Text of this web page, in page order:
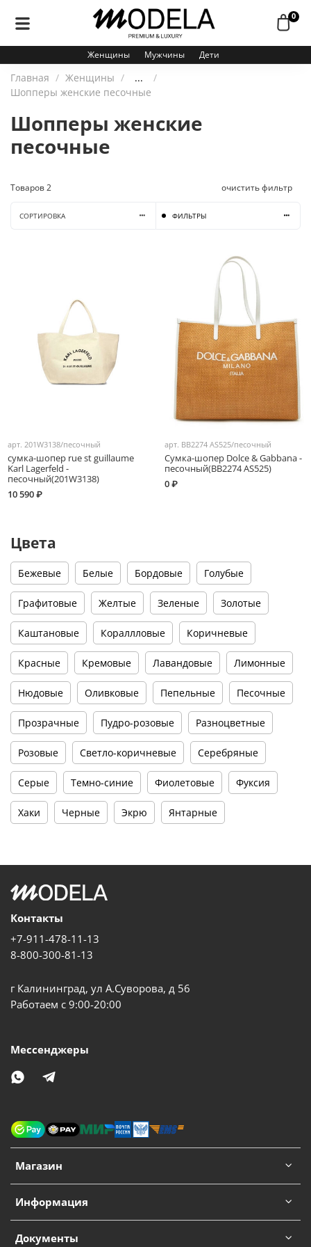
0
Женщины Мужчины Дети
Главная Женщины
...
Шопперы женские песочные
Шопперы женские
песочные
Товаров2 очистить фильтр
СОРТИРОВКА ФИЛЬТРЫ
арт. 201W3138/песочный
сумка-шопер rue st guillaume
Karl Lagerfeld -
песочный(201W3138)
10 590 ₽
арт. BB2274 AS525/песочный
Сумка-шопер Dolce & Gabbana -
песочный(BB2274 AS525)
0 ₽
Цвета
Бежевые Белые Бордовые Голубые
Графитовые Желтые Зеленые Золотые
Каштановые Кораллловые Коричневые
Красные Кремовые Лавандовые Лимонные
Нюдовые Оливковые Пепельные Песочные
Прозрачные Пудро-розовые Разноцветные
Розовые Светло-коричневые Серебряные
Серые Темно-синие Фиолетовые Фуксия
Хаки Черные Экрю Янтарные
Магазин
Информация
Документы
Контакты
+7-911-478-11-13
8-800-300-81-13
г Калининград, ул А.Суворова, д 56
Работаем с 9:00-20:00
Мессенджеры